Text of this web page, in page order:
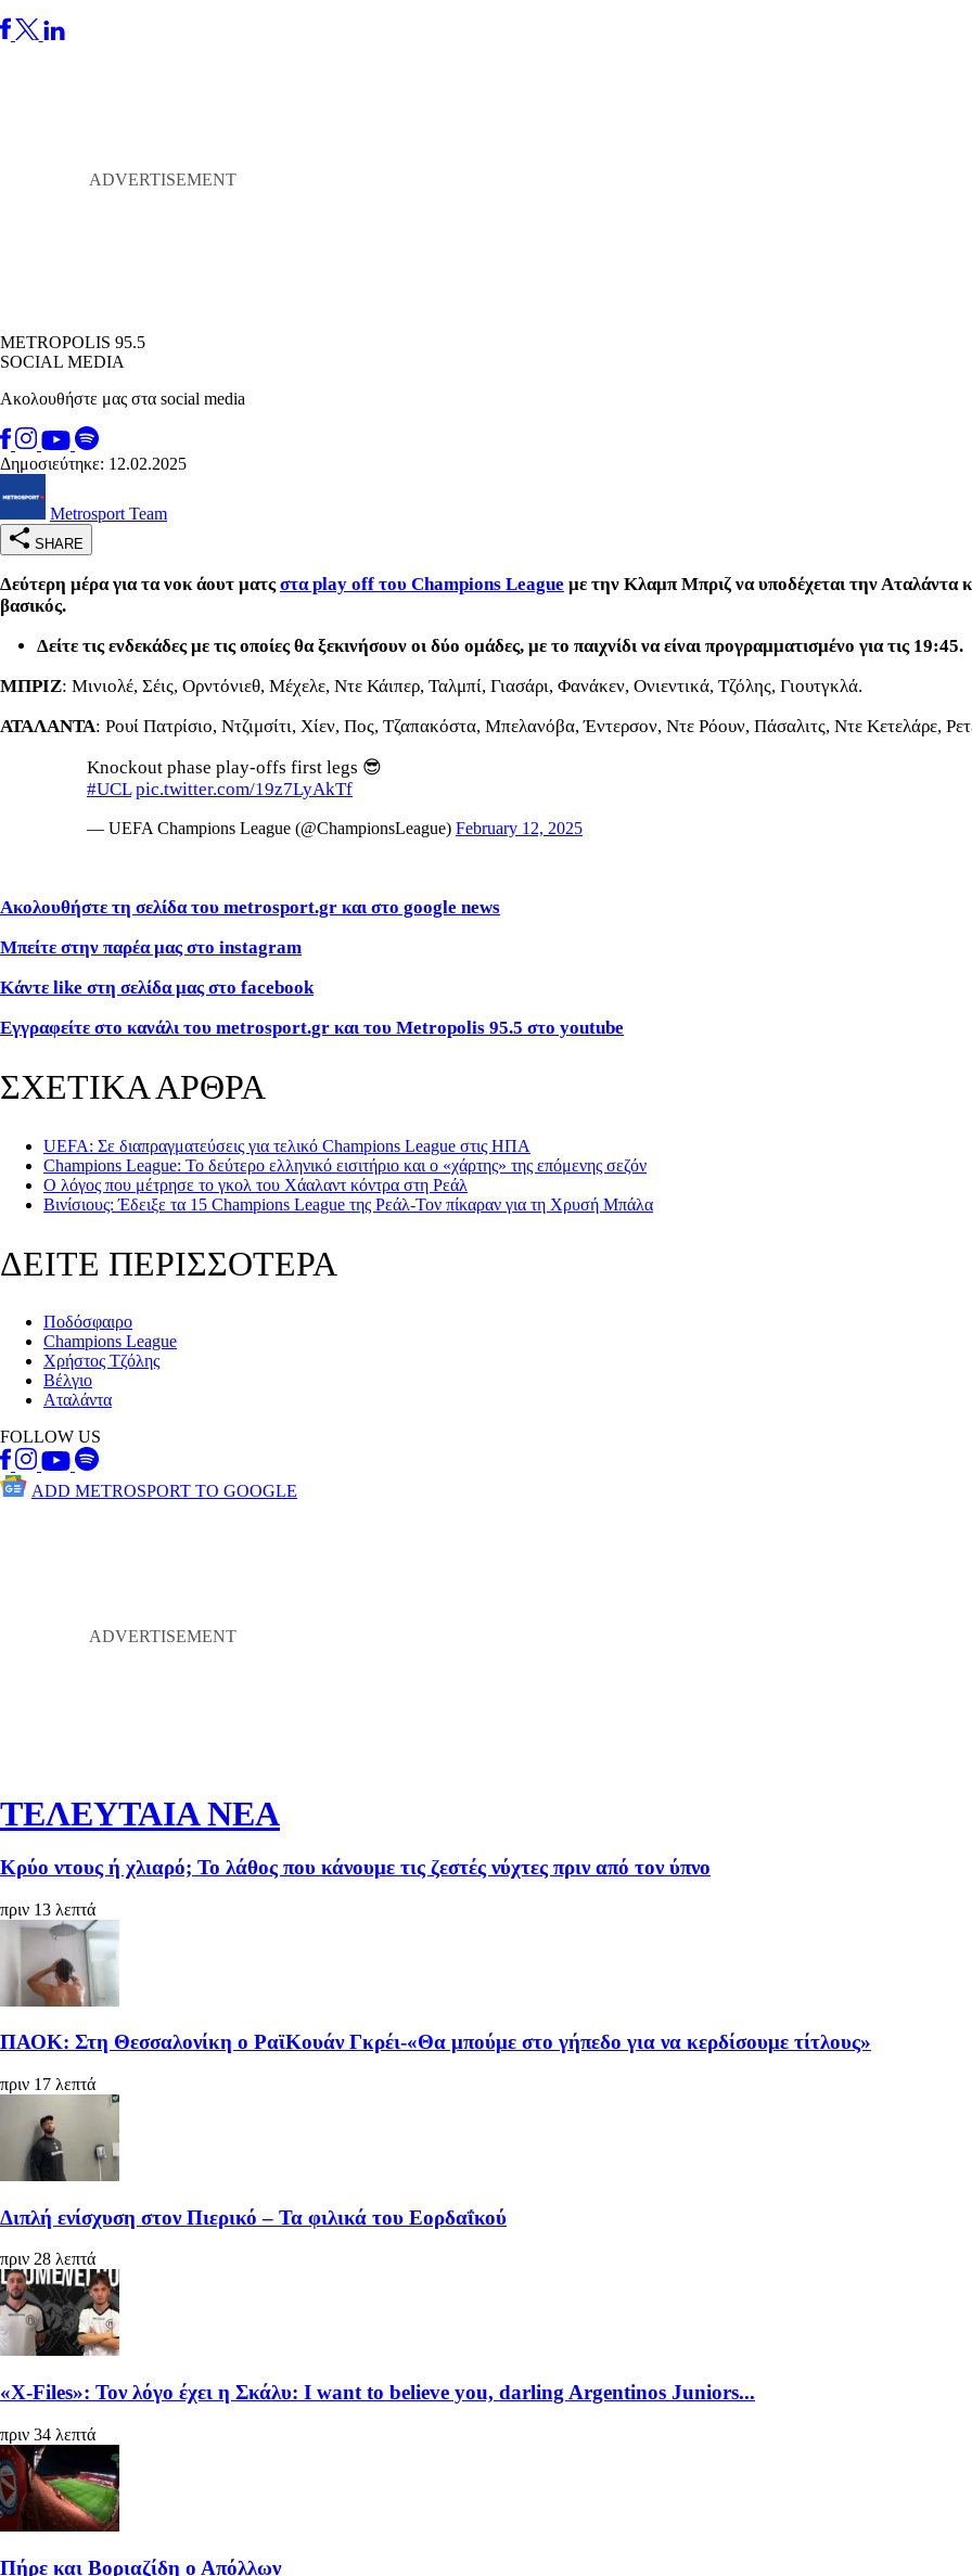
METROPOLIS 95.5
SOCIAL MEDIA
Ακολουθήστε μας στα social media
Δημοσιεύτηκε: 12.02.2025
Metrosport Team
SHARE
Δεύτερη μέρα για τα νοκ άουτ ματςστα play off του Champions League με την Κλαμπ Μπριζ να υποδέχεται την Αταλάντα
βασικός.
Δείτε τις ενδεκάδες με τις οποίες θα ξεκινήσουν οι δύο ομάδες, με το παιχνίδι να είναι προγραμματισμένο για τις 19:45.
ΜΠΡΙΖ: Μινιολέ, Σέις, Ορντόνιεθ, Μέχελε, Ντε Κάιπερ, Ταλμπί, Γιασάρι, Φανάκεν, Ονιεντικά, Τζόλης, Γιουτγκλά.
ΑΤΑΛΑΝΤΑ: Ρουί Πατρίσιο, Ντζιμσίτι, Χίεν, Πος, Τζαπακόστα, Μπελανόβα, Έντερσον, Ντε Ρόουν, Πάσαλιτς, Ντε Κετελάρε,
Knockout phase play-offs first legs 😎
#UCL pic.twitter.com/19z7LyAkTf
— UEFA Champions League (@ChampionsLeague) February 12, 2025
Ακολουθήστε τη σελίδα του metrosport.gr και στο google news
Μπείτε στην παρέα μας στο instagram
Κάντε like στη σελίδα μας στο facebook
Εγγραφείτε στο κανάλι του metrosport.gr και του Metropolis 95.5 στο youtube
ΣΧΕΤΙΚΑ ΑΡΘΡΑ
UEFA: Σε διαπραγματεύσεις για τελικό Champions League στις ΗΠΑ
Champions League: Το δεύτερο ελληνικό εισιτήριο και ο «χάρτης» της επόμενης σεζόν
Ο λόγος που μέτρησε το γκολ του Χάαλαντ κόντρα στη Ρεάλ
Βινίσιους: Έδειξε τα 15 Champions League της Ρεάλ-Τον πίκαραν για τη Χρυσή Μπάλα
ΔΕΙΤΕ ΠΕΡΙΣΣΟΤΕΡΑ
Ποδόσφαιρο
Champions League
Χρήστος Τζόλης
Βέλγιο
Αταλάντα
FOLLOW US
ADD METROSPORT TO GOOGLE
ΤΕΛΕΥΤΑΙΑ ΝΕΑ
Κρύο ντους ή χλιαρό; Το λάθος που κάνουμε τις ζεστές νύχτες πριν από τον ύπνο
πριν 13 λεπτά
ΠΑΟΚ: Στη Θεσσαλονίκη ο ΡαϊΚουάν Γκρέι-«Θα μπούμε στο γήπεδο για να κερδίσουμε τίτλους»
πριν 17 λεπτά
Διπλή ενίσχυση στον Πιερικό – Τα φιλικά του Εορδαΐκού
πριν 28 λεπτά
«X-Files»: Τον λόγο έχει η Σκάλυ: I want to believe you, darling Argentinos Juniors...
πριν 34 λεπτά
Πήρε και Βοριαζίδη ο Απόλλων